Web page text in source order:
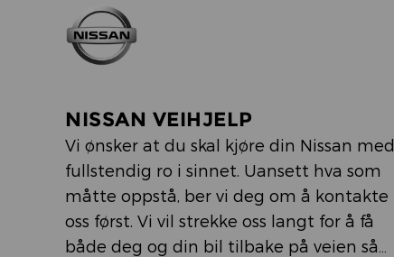
NISSAN VEIHJELP
Vi ønsker at du skal kjøre din Nissan med
fullstendig ro i sinnet. Uansett hva som
måtte oppstå, ber vi deg om å kontakte
oss først. Vi vil strekke oss langt for å få
både deg og din bil tilbake på veien så